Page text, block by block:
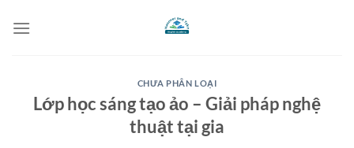
qua
CHƯA PHÂN LOẠI
Lớp học sáng tạo ảo – Giải pháp nghệ
thuật tại gia